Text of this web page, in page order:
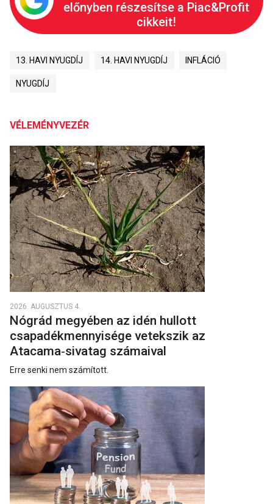
előnyben részesítse a Piac&Profit
cikkeit!
13. HAVI NYUGDÍJ 14. HAVI NYUGDÍJ INFLÁCIÓ
NYUGDÍJ
VÉLEMÉNYVEZÉR
2026. AUGUSZTUS 4.
Nógrád megyében az idén hullott
csapadékmennyisége vetekszik az
Atacama‑sivatag számaival
Erre senki nem számított.